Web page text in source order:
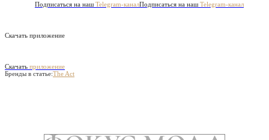
Подписаться на наш Telegram-каналПодписаться на наш Telegram-канал
Скачать приложение
Скачать приложение
Бренды в статье:The Act